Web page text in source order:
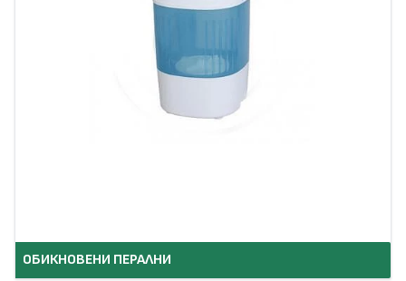
ОБИКНОВЕНИ ПЕРАЛНИ